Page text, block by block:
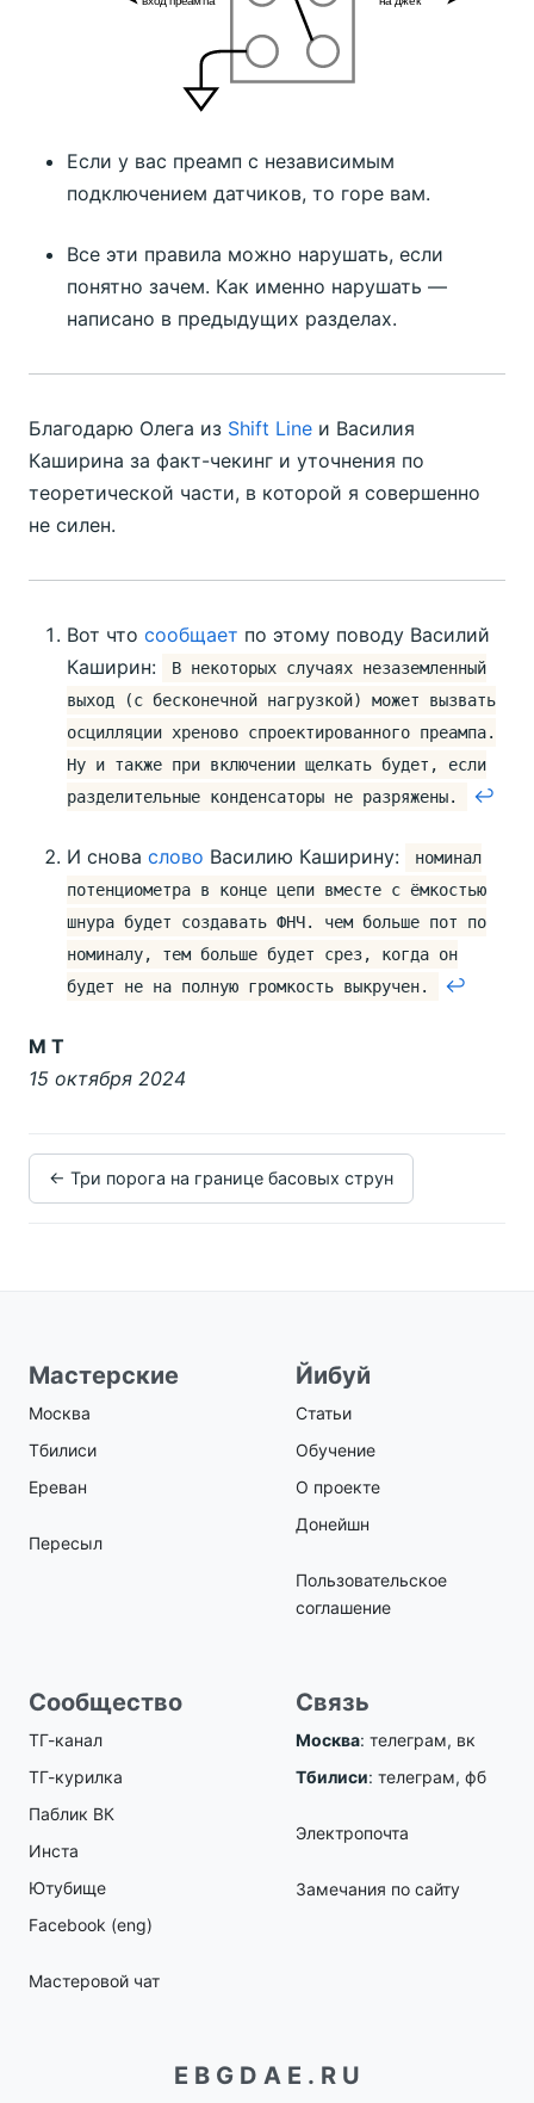
Если у вас преамп с независимым
подключением датчиков, то горе вам.
Все эти правила можно нарушать, если
понятно зачем. Как именно нарушать —
написано в предыдущих разделах.
Благодарю Олега из Shift Line и Василия
Каширина за факт-чекинг и уточнения по
теоретической части, в которой я совершенно
не силен.
Вот что сообщает по этому поводу Василий
Каширин:
В некоторых случаях незаземленный
выход (с бесконечной нагрузкой) может вызвать
осцилляции хреново спроектированного преампа.
Ну и также при включении щелкать будет, если
разделительные конденсаторы не разряжены.
↩︎
И снова слово Василию Каширину:
номинал
потенциометра в конце цепи вместе с ёмкостью
шнура будет создавать ФНЧ. чем больше пот по
номиналу, тем больше будет срез, когда он
будет не на полную громкость выкручен.
↩︎
М Т
15 октября 2024
← Три порога на границе басовых струн
Мастерские
Москва
Тбилиси
Ереван
Пересыл
Йибуй
Статьи
Обучение
О проекте
Донейшн
Пользовательское
соглашение
Сообщество
ТГ-канал
ТГ-курилка
Паблик ВК
Инста
Ютубище
Facebook (eng)
Мастеровой чат
Связь
Москва: телеграм, вк
Тбилиси: телеграм, фб
Электропочта
Замечания по сайту
E B G D A E . R U